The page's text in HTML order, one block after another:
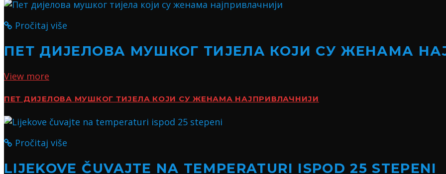
Pročitaj više
ПЕТ ДИЈЕЛОВА МУШКОГ ТИЈЕЛА КОЈИ СУ ЖЕНАМА
View more
ПЕТ ДИЈЕЛОВА МУШКОГ ТИЈЕЛА КОЈИ СУ ЖЕНАМА НАЈПРИВЛАЧНИЈИ
Pročitaj više
LIJEKOVE ČUVAJTE NA TEMPERATURI ISPOD 25 STEPENI